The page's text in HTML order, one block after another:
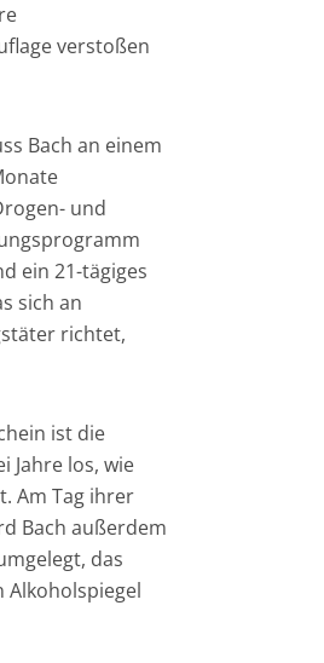
verstoßen
Bach an einem
und
ein 21-tägiges
sich an
richtet,
ist die
Jahre los, wie
Am Tag ihrer
Bach außerdem
das
Alkoholspiegel